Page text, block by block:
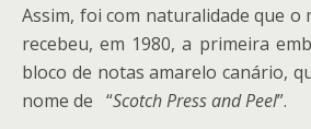
Assim, foi com naturalidade que o
recebeu, em 1980, a primeira
bloco de notas amarelo canário,
nome de “Scotch Press and Peel”.